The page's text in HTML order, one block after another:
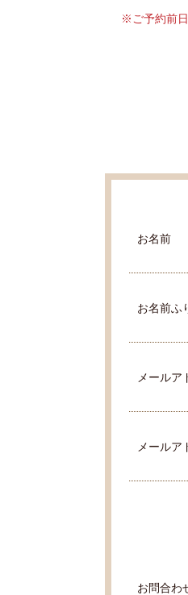
※ご予約前
お名前
お名前ふ
メールア
メールア
お問合わ